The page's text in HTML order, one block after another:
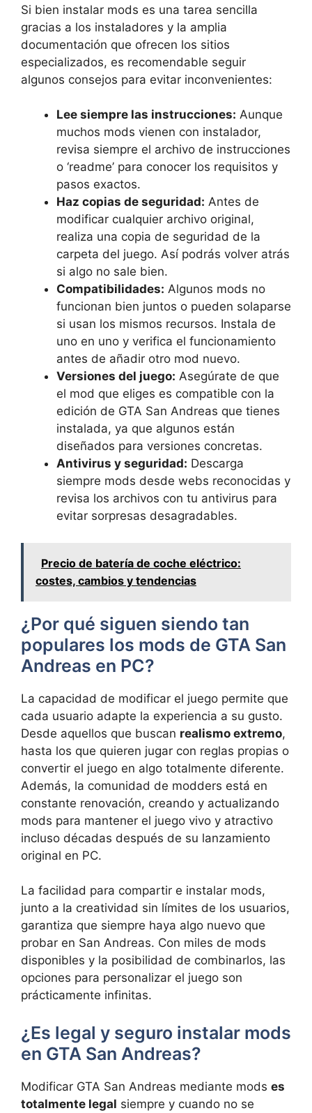
Si bien instalar mods es una tarea sencilla
gracias a los instaladores y la amplia
documentación que ofrecen los sitios
especializados, es recomendable seguir
algunos consejos para evitar inconvenientes:
Lee siempre las instrucciones: Aunque
muchos mods vienen con instalador,
revisa siempre el archivo de instrucciones
o ‘readme’ para conocer los requisitos y
pasos exactos.
Haz copias de seguridad: Antes de
modificar cualquier archivo original,
realiza una copia de seguridad de la
carpeta del juego. Así podrás volver atrás
si algo no sale bien.
Compatibilidades: Algunos mods no
funcionan bien juntos o pueden solaparse
si usan los mismos recursos. Instala de
uno en uno y verifica el funcionamiento
antes de añadir otro mod nuevo.
Versiones del juego: Asegúrate de que
el mod que eliges es compatible con la
edición de GTA San Andreas que tienes
instalada, ya que algunos están
diseñados para versiones concretas.
Antivirus y seguridad: Descarga
siempre mods desde webs reconocidas y
revisa los archivos con tu antivirus para
evitar sorpresas desagradables.
Precio de batería de coche eléctrico:
costes, cambios y tendencias
¿Por qué siguen siendo tan
populares los mods de GTA San
Andreas en PC?
La capacidad de modificar el juego permite que
cada usuario adapte la experiencia a su gusto.
Desde aquellos que buscan realismo extremo,
hasta los que quieren jugar con reglas propias o
convertir el juego en algo totalmente diferente.
Además, la comunidad de modders está en
constante renovación, creando y actualizando
mods para mantener el juego vivo y atractivo
incluso décadas después de su lanzamiento
original en PC.
La facilidad para compartir e instalar mods,
junto a la creatividad sin límites de los usuarios,
garantiza que siempre haya algo nuevo que
probar en San Andreas. Con miles de mods
disponibles y la posibilidad de combinarlos, las
opciones para personalizar el juego son
prácticamente infinitas.
¿Es legal y seguro instalar mods
en GTA San Andreas?
Modificar GTA San Andreas mediante mods es
totalmente legal siempre y cuando no se